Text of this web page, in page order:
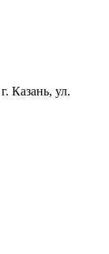
г. Казань, ул.